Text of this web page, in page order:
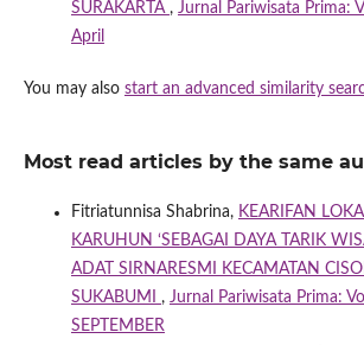
SURAKARTA , Jurnal Pariwisata Prima:
April
You may also start an advanced similarity
Most read articles by the same
Fitriatunnisa Shabrina, KEARIFAN
KARUHUN ‘SEBAGAI DAYA TARIK
ADAT SIRNARESMI KECAMATAN
SUKABUMI , Jurnal Pariwisata Prima:
SEPTEMBER